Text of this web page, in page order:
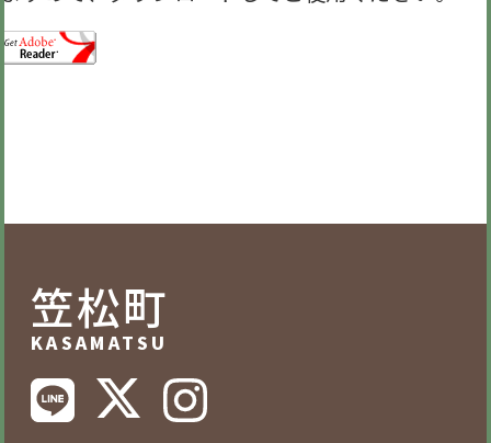
笠松町
KASAMATSU